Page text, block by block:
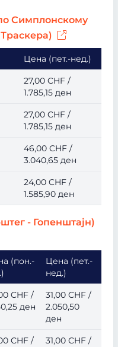
Симплонскому
Цена (пет.-нед.)
27,00 CHF /
1.785,15 ден
27,00 CHF /
1.785,15 ден
46,00 CHF /
3.040,65 ден
24,00 CHF /
1.585,90 ден
- Гопенштајн)
(пон.-
Цена (пет.-
нед.)
CHF /
ден
31,00 CHF /
2.050,50
ден
CHF /
31,00 CHF /